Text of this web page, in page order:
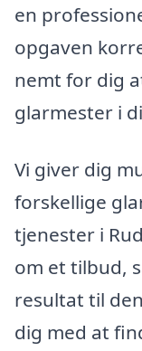
en
opgaven
nemt for dig
glarmester i
Vi giver dig
forskellige
tjenester i
om et tilbud,
resultat til
dig med at